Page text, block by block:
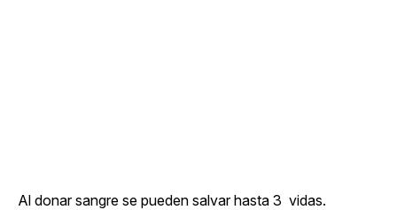
Al donar sangre se pueden salvar hasta 3 vidas.